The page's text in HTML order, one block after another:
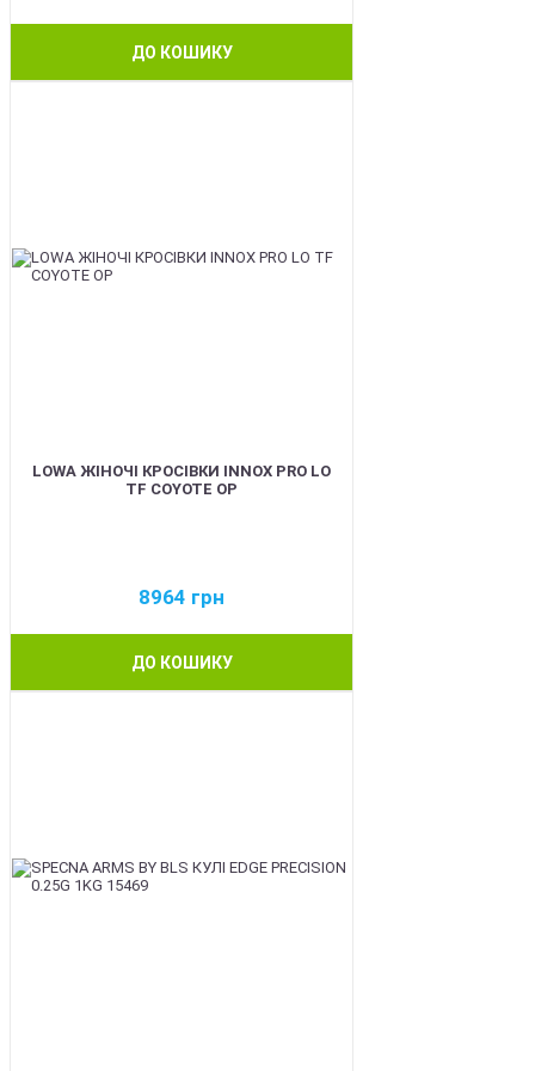
ДО КОШИКУ
LOWA ЖІНОЧІ КРОСІВКИ INNOX PRO LO
TF COYOTE OP
8964 грн
ДО КОШИКУ